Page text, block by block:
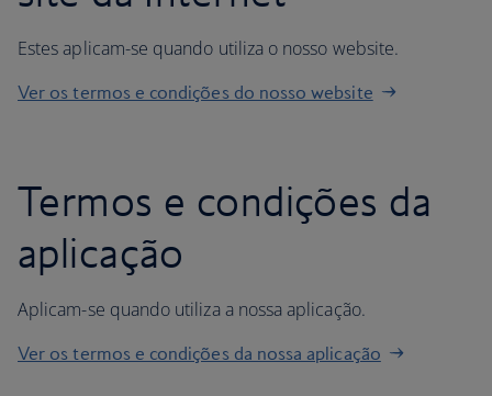
Estes aplicam-se quando utiliza o nosso website.
Ver os termos e condições do nosso website
Termos e condições da
aplicação
Aplicam-se quando utiliza a nossa aplicação.
Ver os termos e condições da nossa aplicação